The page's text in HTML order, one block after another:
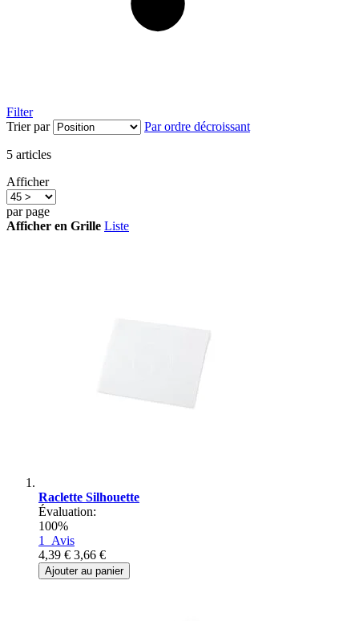
Filter
Trier par
Par ordre décroissant
5 articles
Afficher
par page
Afficher en Grille Liste
Raclette Silhouette
Évaluation:
100%
1 Avis
4,39 € 3,66 €
Ajouter au panier